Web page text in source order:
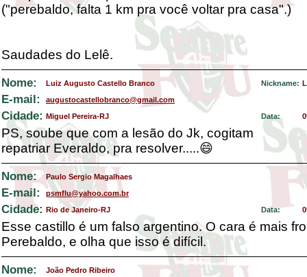
("perebaldo, falta 1 km pra você voltar pra casa".)
Saudades do Lelê.
Nome: Luiz Augusto Castello Branco Nickname:
E-mail: augustocastellobranco@gmail.com
Cidade: Miguel Pereira-RJ Data:
PS, soube que com a lesão do Jk, cogitam
repatriar Everaldo, pra resolver.....😄
Nome: Paulo Sergio Magalhaes
E-mail: psmflu@yahoo.com.br
Cidade: Rio de Janeiro-RJ Data:
Esse castillo é um falso argentino. O cara é mais
Perebaldo, e olha que isso é difícil.
Nome: João Pedro Ribeiro